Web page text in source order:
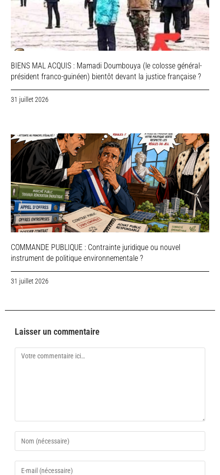
BIENS MAL ACQUIS : Mamadi Doumbouya (le colosse général-
président franco-guinéen) bientôt devant la justice française ?
31 juillet 2026
COMMANDE PUBLIQUE : Contrainte juridique ou nouvel
instrument de politique environnementale ?
31 juillet 2026
Laisser un commentaire